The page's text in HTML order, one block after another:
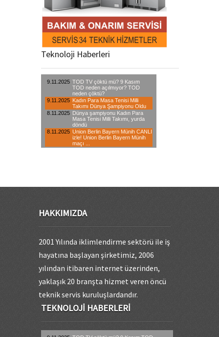
Teknoloji Haberleri
HAKKIMIZDA
2001 Yılında iklimlendirme sektörü ile iş
hayatına başlayan şirketimiz, 2006
yılından itibaren internet üzerinden,
yaklaşık 20 branşta hizmet veren öncü
teknik servis kuruluşlardandır.
TEKNOLOJI HABERLERI